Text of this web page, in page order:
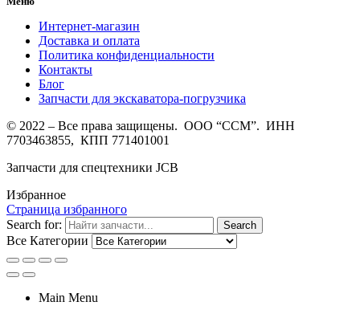
Интернет-магазин
Доставка и оплата
Политика конфиденциальности
Контакты
Блог
Запчасти для экскаватора-погрузчика
© 2022 – Все права защищены. ООО “ССМ”. ИНН
7703463855, КПП 771401001
Запчасти для спецтехники JCB
Избранное
Страница избранного
Search for:
Search
Все Категории
Main Menu